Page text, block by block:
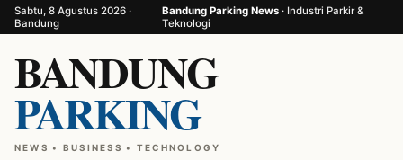
Sabtu, 8 Agustus 2026 ·
Bandung
Bandung Parking News· Industri Parkir &
Teknologi
BANDUNG
PARKING
NEWS • BUSINESS • TECHNOLOGY